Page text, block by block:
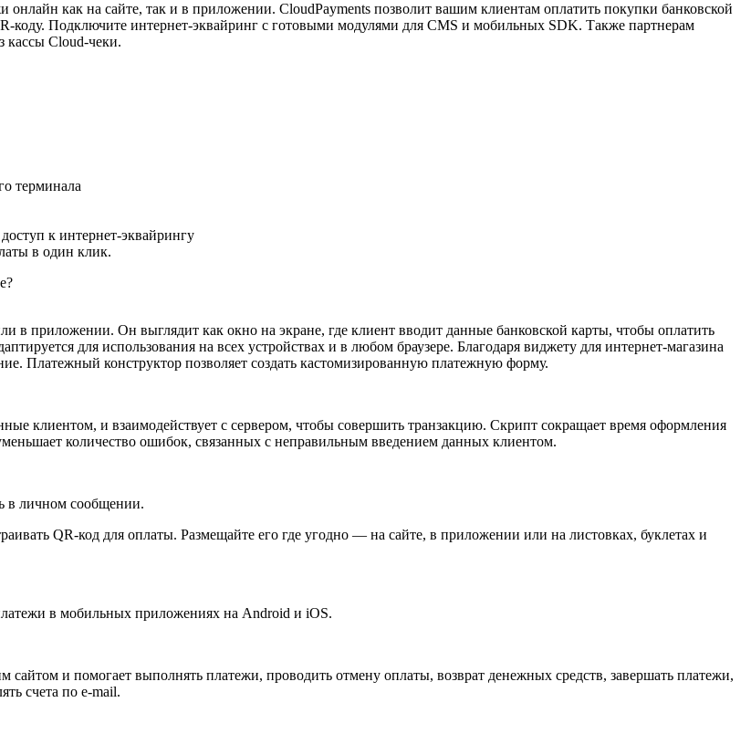
как на сайте, так и в приложении. CloudPayments позволит вашим клиентам оплатить покупки банковской
коду. Подключите интернет-эквайринг с готовыми модулями для CMS и мобильных SDK. Также партнерам
кассы Cloud-чеки.
терминала
к интернет-эквайрингу
в один клик.
в приложении. Он выглядит как окно на экране, где клиент вводит данные банковской карты, чтобы оплатить
для использования на всех устройствах и в любом браузере. Благодаря виджету для интернет-магазина
Платежный конструктор позволяет создать кастомизированную платежную форму.
клиентом, и взаимодействует с сервером, чтобы совершить транзакцию. Скрипт сокращает время оформления
количество ошибок, связанных с неправильным введением данных клиентом.
в личном сообщении.
QR-код для оплаты. Размещайте его где угодно — на сайте, в приложении или на листовках, буклетах и
в мобильных приложениях на Android и iOS.
и помогает выполнять платежи, проводить отмену оплаты, возврат денежных средств, завершать платежи,
счета по e-mail.